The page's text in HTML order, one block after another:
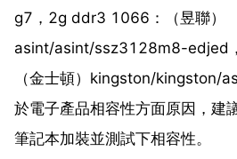
g7，2g ddr3 1066：（昱聯）
asint/asint/ssz3128m8-edjed
（金士頓）kingston/kingston/
於電子產品相容性方面原因，建
筆記本加裝並測試下相容性。